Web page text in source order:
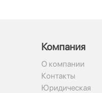
Компания
О компании
Контакты
Юридическая